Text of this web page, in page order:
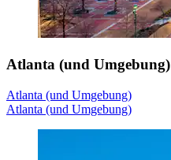
Atlanta (und Umgebung)
Atlanta (und Umgebung)
Atlanta (und Umgebung)